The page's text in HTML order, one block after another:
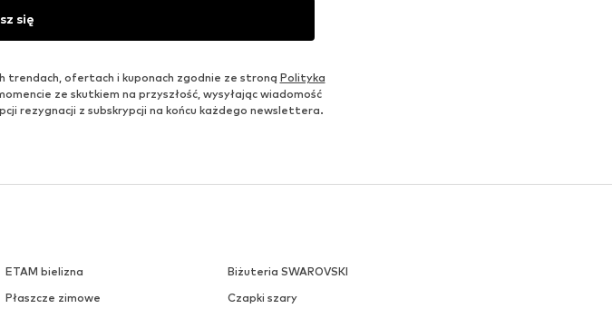
się
trendach, ofertach i kuponach zgodnie ze stroną Polityka
ze skutkiem na przyszłość, wysyłając wiadomość
rezygnacji z subskrypcji na końcu każdego newslettera.
ETAM bielizna
Biżuteria SWAROVSKI
Płaszcze zimowe
Czapki szary